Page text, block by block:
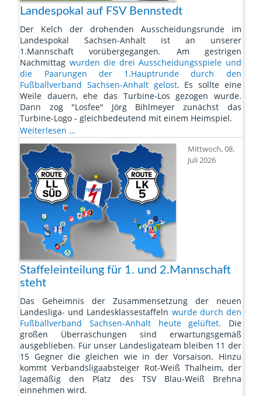
Landespokal auf FSV Bennstedt
Der Kelch der drohenden Ausscheidungsrunde im
Landespokal Sachsen-Anhalt ist an unserer
1.Mannschaft vorübergegangen. Am gestrigen
Nachmittag wurden die drei Ausscheidungsspiele und
die Paarungen der 1.Hauptrunde durch den
Fußballverband Sachsen-Anhalt gelost. Es sollte eine
Weile dauern, ehe das Turbine-Los gezogen wurde.
Dann zog "Losfee" Jörg Bihlmeyer zunächst das
Turbine-Logo - gleichbedeutend mit einem Heimspiel.
Weiterlesen …
trifft
Landespokal
auf
FSV
Bennstedt
Mittwoch, 08.
Juli 2026
Staffeleinteilung für 1. und 2.Mannschaft
steht
Das Geheimnis der Zusammensetzung der neuen
Landesliga- und Landesklassestaffeln wurde durch den
Fußballverband Sachsen-Anhalt heute gelüftet. Die
großen Überraschungen sind erwartungsgemäß
ausgeblieben. Für unser Landesligateam bleiben 11 der
15 Gegner die gleichen wie in der Vorsaison. Hinzu
kommt Verbandsligaabsteiger Rot-Weiß Thalheim, der
lagemäßig den Platz des TSV Blau-Weiß Brehna
einnehmen wird.